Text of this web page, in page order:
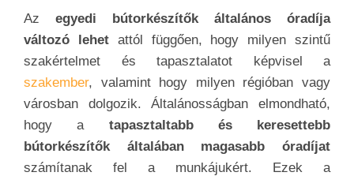
Az egyedi bútorkészítők általános óradíja
változó lehetattól függően, hogy milyen szintű
szakértelmet és tapasztalatot képvisel a
szakember, valamint hogy milyen régióban vagy
városban dolgozik. Általánosságban elmondható,
hogy a tapasztaltabb és keresettebb
bútorkészítők általában magasabb óradíjat
számítanak fel a munkájukért. Ezek a